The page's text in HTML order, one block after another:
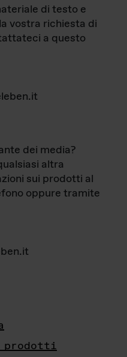
di testo e
vostra richiesta di
a questo
dei media?
altra
sui prodotti al
oppure tramite
prodotti